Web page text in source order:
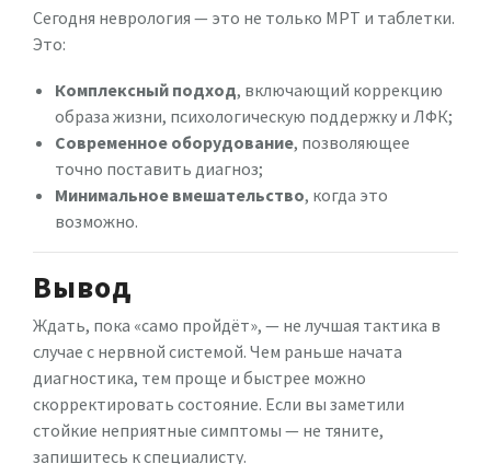
Сегодня неврология — это не только МРТ и таблетки.
Это:
Комплексный подход, включающий коррекцию
образа жизни, психологическую поддержку и ЛФК;
Современное оборудование, позволяющее
точно поставить диагноз;
Минимальное вмешательство, когда это
возможно.
Вывод
Ждать, пока «само пройдёт», — не лучшая тактика в
случае с нервной системой. Чем раньше начата
диагностика, тем проще и быстрее можно
скорректировать состояние. Если вы заметили
стойкие неприятные симптомы — не тяните,
запишитесь к специалисту.